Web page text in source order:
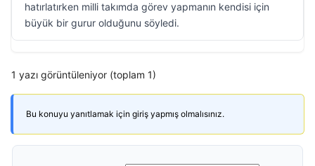
hatırlatırken milli takımda görev yapmanın kendisi için
büyük bir gurur olduğunu söyledi.
1 yazı görüntüleniyor (toplam 1)
Bu konuyu yanıtlamak için giriş yapmış olmalısınız.